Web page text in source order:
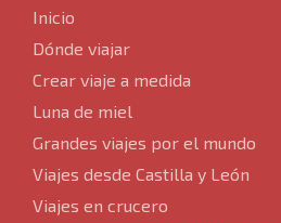
Inicio
Dónde viajar
Crear viaje a medida
Luna de miel
Grandes viajes por el mundo
Viajes desde Castilla y León
Viajes en crucero